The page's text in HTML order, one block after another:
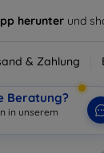
herunter und
& Zahlung
Beratung?
in unserem